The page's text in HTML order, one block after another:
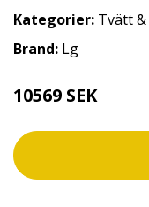
Kategorier: Tvätt
Brand: Lg
10569 SEK